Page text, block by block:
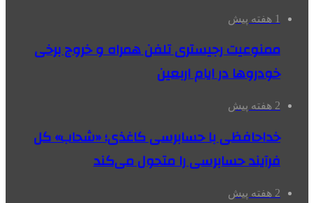
1 هفته پیش
ممنوعیت رجیستری تلفن همراه و خروج برخی
خودروها در ایام اربعین
2 هفته پیش
خداحافظی با حسابرسی کاغذی؛ «شحاب» کل
فرآیند حسابرسی را متحول می‌کند
2 هفته پیش